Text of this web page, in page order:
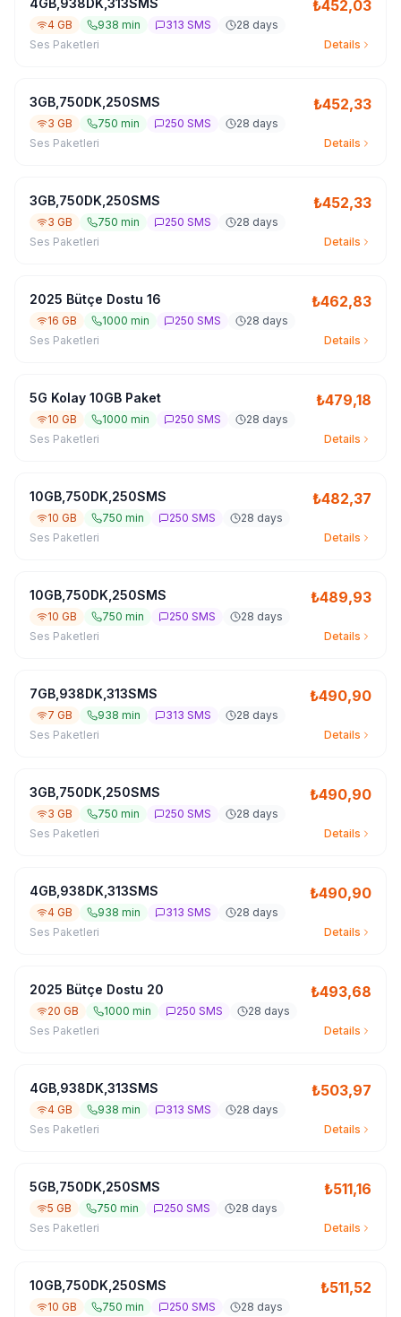
4GB,938DK,313SMS ₺452,03
4 GB 938 min 313 SMS
28 days
Ses Paketleri
Details
3GB,750DK,250SMS ₺452,33
3 GB 750 min 250 SMS
28 days
Ses Paketleri
Details
3GB,750DK,250SMS ₺452,33
3 GB 750 min 250 SMS
28 days
Ses Paketleri
Details
2025 Bütçe Dostu 16 ₺462,83
16 GB 1000 min 250 SMS
28 days
Ses Paketleri
Details
5G Kolay 10GB Paket ₺479,18
10 GB 1000 min 250 SMS
28 days
Ses Paketleri
Details
10GB,750DK,250SMS ₺482,37
10 GB 750 min 250 SMS
28 days
Ses Paketleri
Details
10GB,750DK,250SMS ₺489,93
10 GB 750 min 250 SMS
28 days
Ses Paketleri
Details
7GB,938DK,313SMS ₺490,90
7 GB 938 min 313 SMS
28 days
Ses Paketleri
Details
3GB,750DK,250SMS ₺490,90
3 GB 750 min 250 SMS
28 days
Ses Paketleri
Details
4GB,938DK,313SMS ₺490,90
4 GB 938 min 313 SMS
28 days
Ses Paketleri
Details
2025 Bütçe Dostu 20 ₺493,68
20 GB 1000 min 250 SMS
28 days
Ses Paketleri
Details
4GB,938DK,313SMS ₺503,97
4 GB 938 min 313 SMS
28 days
Ses Paketleri
Details
5GB,750DK,250SMS ₺511,16
5 GB 750 min 250 SMS
28 days
Ses Paketleri
Details
10GB,750DK,250SMS ₺511,52
10 GB 750 min 250 SMS
28 days